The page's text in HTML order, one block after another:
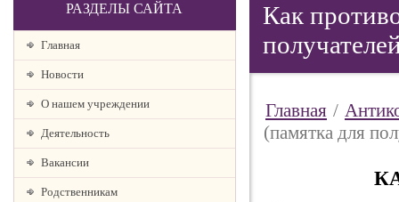
РАЗДЕЛЫ САЙТА
Главная
Новости
О нашем учреждении
Деятельность
Вакансии
Родственникам
Как
Главная /
(памятка для